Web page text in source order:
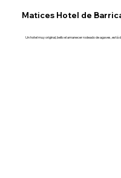
Matices Hotel de
Un hotel muy original, bello el amanecer rodeado de agaves, está